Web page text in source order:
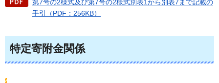
第7号の2様式及び第7号の2様式別表1から別表7まで記載の
手引（PDF：256KB）
特定寄附金関係